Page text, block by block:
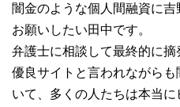
闇金のような個人間融資に
お願いしたい田中です。
弁護士に相談して最終的に摘
優良サイトと言われながら
いて、多くの人たちは本当